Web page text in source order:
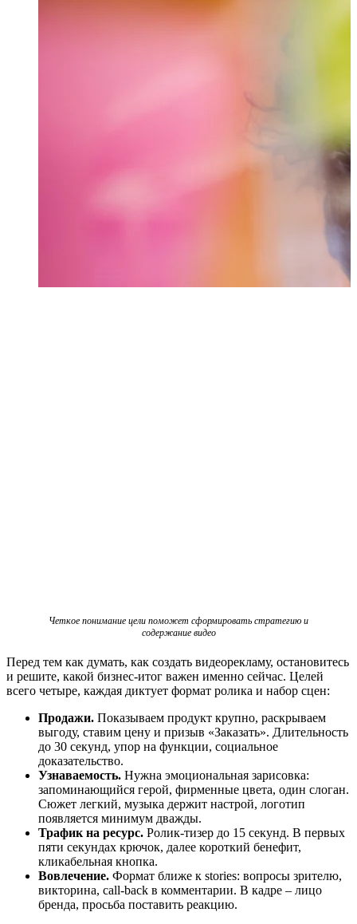
Четкое понимание цели поможет сформировать стратегию и
содержание видео
Перед тем как думать, как создать видеорекламу, остановитесь
и решите, какой бизнес-итог важен именно сейчас. Целей
всего четыре, каждая диктует формат ролика и набор сцен:
Продажи. Показываем продукт крупно, раскрываем
выгоду, ставим цену и призыв «Заказать». Длительность
до 30 секунд, упор на функции, социальное
доказательство.
Узнаваемость. Нужна эмоциональная зарисовка:
запоминающийся герой, фирменные цвета, один слоган.
Сюжет легкий, музыка держит настрой, логотип
появляется минимум дважды.
Трафик на ресурс. Ролик-тизер до 15 секунд. В первых
пяти секундах крючок, далее короткий бенефит,
кликабельная кнопка.
Вовлечение. Формат ближе к stories: вопросы зрителю,
викторина, call-back в комментарии. В кадре – лицо
бренда, просьба поставить реакцию.